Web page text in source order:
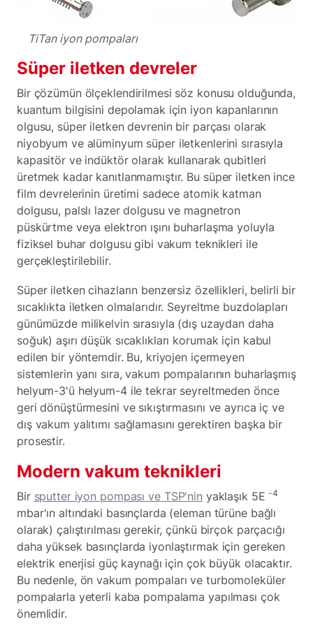
TiTan iyon pompaları
Süper iletken devreler
Bir çözümün ölçeklendirilmesi söz konusu olduğunda,
kuantum bilgisini depolamak için iyon kapanlarının
olgusu, süper iletken devrenin bir parçası olarak
niyobyum ve alüminyum süper iletkenlerini sırasıyla
kapasitör ve indüktör olarak kullanarak qubitleri
üretmek kadar kanıtlanmamıştır. Bu süper iletken ince
film devrelerinin üretimi sadece atomik katman
dolgusu, palslı lazer dolgusu ve magnetron
püskürtme veya elektron ışını buharlaşma yoluyla
fiziksel buhar dolgusu gibi vakum teknikleri ile
gerçekleştirilebilir.
Süper iletken cihazların benzersiz özellikleri, belirli bir
sıcaklıkta iletken olmalarıdır. Seyreltme buzdolapları
günümüzde milikelvin sırasıyla (dış uzaydan daha
soğuk) aşırı düşük sıcaklıkları korumak için kabul
edilen bir yöntemdir. Bu, kriyojen içermeyen
sistemlerin yanı sıra, vakum pompalarının buharlaşmış
helyum-3'ü helyum-4 ile tekrar seyreltmeden önce
geri dönüştürmesini ve sıkıştırmasını ve ayrıca iç ve
dış vakum yalıtımı sağlamasını gerektiren başka bir
prosestir.
Modern vakum teknikleri
Bir sputter iyon pompası ve TSP'nin yaklaşık 5E -4
mbar'ın altındaki basınçlarda (eleman türüne bağlı
olarak) çalıştırılması gerekir, çünkü birçok parçacığı
daha yüksek basınçlarda iyonlaştırmak için gereken
elektrik enerjisi güç kaynağı için çok büyük olacaktır.
Bu nedenle, ön vakum pompaları ve turbomoleküler
pompalarla yeterli kaba pompalama yapılması çok
önemlidir.